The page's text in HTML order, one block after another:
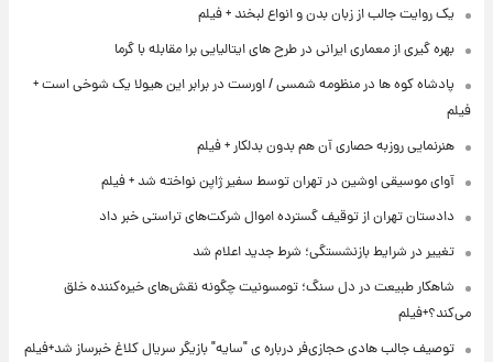
یک روایت جالب از زبان بدن و انواع لبخند + فیلم
بهره گیری از معماری ایرانی در طرح های ایتالیایی برا مقابله با گرما
پادشاه کوه ها در منظومه شمسی / اورست در برابر این هیولا یک شوخی است +
فیلم
هنرنمایی روزبه حصاری آن هم بدون بدلکار + فیلم
آوای موسیقی اوشین در تهران توسط سفیر ژاپن نواخته شد + فیلم
دادستان تهران از توقیف گسترده اموال شرکت‌های تراستی خبر داد
تغییر در شرایط بازنشستگی؛ شرط جدید اعلام شد
شاهکار طبیعت در دل سنگ؛ تومسونیت چگونه نقش‌های خیره‌کننده خلق
می‌کند؟+فیلم
توصیف جالب هادی حجازی‌فر درباره ی "سایه" بازیگر سریال کلاغ خبرساز شد+فیلم